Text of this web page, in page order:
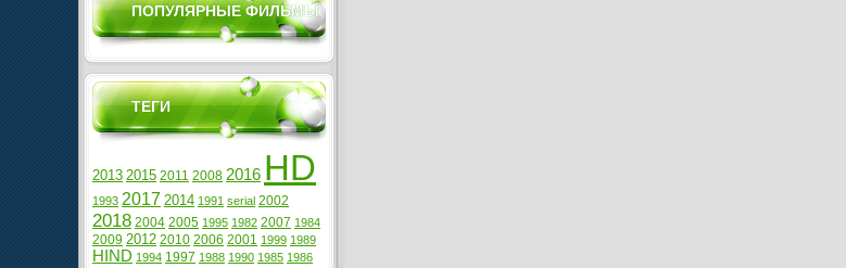
ПОПУЛЯРНЫЕ ФИЛЬМЫ
ТЕГИ
2013 2015 2011 2008 2016 HD
1993 2017 2014 1991 serial 2002
2018 2004 2005 1995 1982 2007 1984
2009 2012 2010 2006 2001 1999 1989
HIND 1994 1997 1988 1990 1985 1986